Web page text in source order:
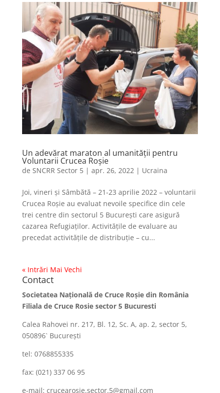
Un adevărat maraton al umanității pentru
Voluntarii Crucea Roșie
de SNCRR Sector 5| apr. 26, 2022| Ucraina
Joi, vineri și Sâmbătă – 21-23 aprilie 2022 – voluntarii
Crucea Roșie au evaluat nevoile specifice din cele
trei centre din sectorul 5 București care asigură
cazarea Refugiaților. Activitățile de evaluare au
precedat activitățile de distribuție – cu...
« Intrări Mai Vechi
Contact
Societatea Naţională de Cruce Roşie din România
Filiala de Cruce Rosie sector 5 Bucuresti
Calea Rahovei nr. 217, Bl. 12, Sc. A, ap. 2, sector 5,
050896` Bucureşti
tel: 0768855335
fax: (021) 337 06 95
e-mail: crucearosie.sector.5@gmail.com